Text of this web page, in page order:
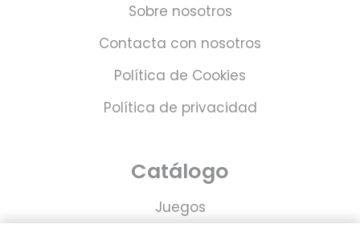
Sobre nosotros
Contacta con nosotros
Política de Cookies
Política de privacidad
Catálogo
Juegos